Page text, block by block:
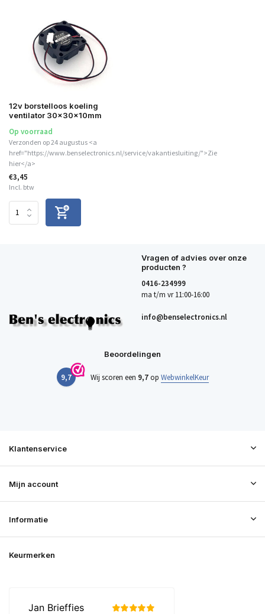
12v borstelloos koeling
ventilator 30x30x10mm
Op voorraad
Verzonden op 24 augustus <a
href="https://www.benselectronics.nl/service/vakantiesluiting/">Zie
hier</a>
€3,45
Incl. btw
Vragen of advies over onze
producten ?
0416-234999
ma t/m vr 11:00-16:00
info@benselectronics.nl
Beoordelingen
9,7 Wij scoren een 9,7op WebwinkelKeur
Klantenservice
Mijn account
Informatie
Keurmerken